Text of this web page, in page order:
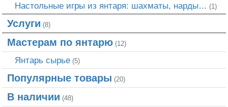
Настольные игры из янтаря: шахматы, нарды… (1)
Услуги (8)
Мастерам по янтарю (12)
Янтарь сырье (5)
Популярные товары (20)
В наличии (48)